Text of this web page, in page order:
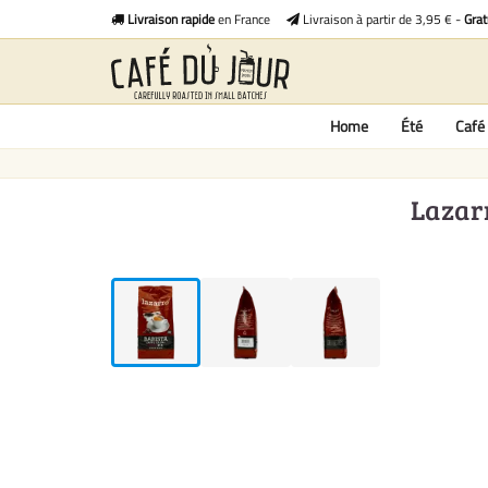
Livraison rapideen France Livraison à partir de 3,95 € -
Home Été